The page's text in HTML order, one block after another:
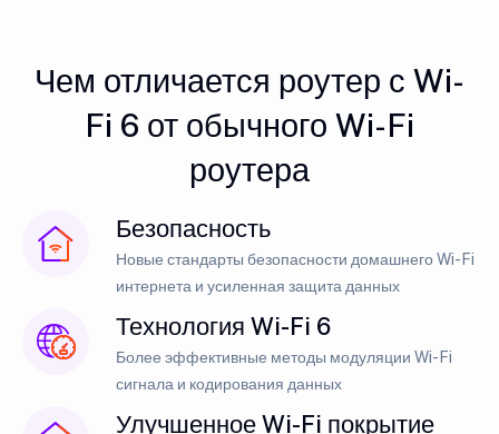
Чем отличается роутер с Wi-
Fi 6 от обычного Wi-Fi
роутера
Безопасность
Новые стандарты безопасности домашнего Wi-Fi
интернета и усиленная защита данных
Технология Wi-Fi 6
Более эффективные методы модуляции Wi-Fi
сигнала и кодирования данных
Улучшенное Wi-Fi покрытие